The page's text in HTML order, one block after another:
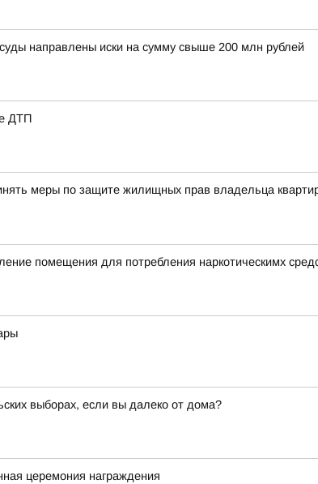
направлены иски на сумму свыше 200 млн рублей
ДТП
меры по защите жилищных прав владельца
помещения для потребления наркотическимх
выборах, если вы далеко от дома?
церемония награждения